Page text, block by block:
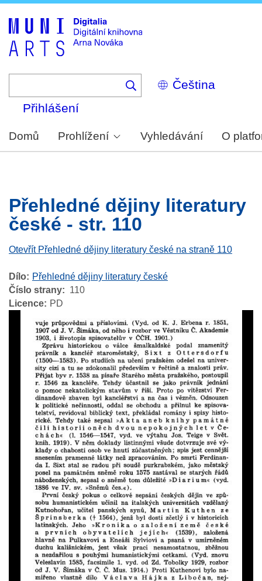
Select
your
Přihlášení
Domů Prohlížení Vyhledávání O
Přehledné dějiny literatury
české - str. 110
Otevřít Přehledné dějiny literatury české na straně 110
Dílo
Přehledné dějiny literatury české
Číslo strany
110
Licence
PD